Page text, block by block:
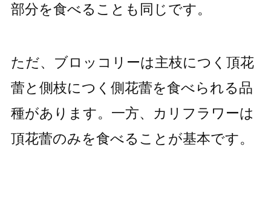
部分を食べることも同じです。
ただ、ブロッコリーは主枝につく頂花
蕾と側枝につく側花蕾を食べられる品
種があります。一方、カリフラワーは
頂花蕾のみを食べることが基本です。